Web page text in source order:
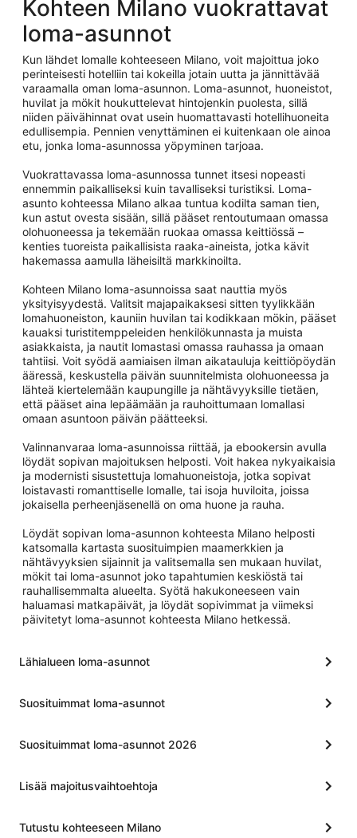
Kohteen Milano vuokrattavat
loma-asunnot
Kun lähdet lomalle kohteeseen Milano, voit majoittua joko
perinteisesti hotelliin tai kokeilla jotain uutta ja jännittävää
varaamalla oman loma-asunnon. Loma-asunnot, huoneistot,
huvilat ja mökit houkuttelevat hintojenkin puolesta, sillä
niiden päivähinnat ovat usein huomattavasti hotellihuoneita
edullisempia. Pennien venyttäminen ei kuitenkaan ole ainoa
etu, jonka loma-asunnossa yöpyminen tarjoaa.
Vuokrattavassa loma-asunnossa tunnet itsesi nopeasti
ennemmin paikalliseksi kuin tavalliseksi turistiksi. Loma-
asunto kohteessa Milano alkaa tuntua kodilta saman tien,
kun astut ovesta sisään, sillä pääset rentoutumaan omassa
olohuoneessa ja tekemään ruokaa omassa keittiössä –
kenties tuoreista paikallisista raaka-aineista, jotka kävit
hakemassa aamulla läheisiltä markkinoilta.
Kohteen Milano loma-asunnoissa saat nauttia myös
yksityisyydestä. Valitsit majapaikaksesi sitten tyylikkään
lomahuoneiston, kauniin huvilan tai kodikkaan mökin, pääset
kauaksi turistitemppeleiden henkilökunnasta ja muista
asiakkaista, ja nautit lomastasi omassa rauhassa ja omaan
tahtiisi. Voit syödä aamiaisen ilman aikatauluja keittiöpöydän
ääressä, keskustella päivän suunnitelmista olohuoneessa ja
lähteä kiertelemään kaupungille ja nähtävyyksille tietäen,
että pääset aina lepäämään ja rauhoittumaan lomallasi
omaan asuntoon päivän päätteeksi.
Valinnanvaraa loma-asunnoissa riittää, ja ebookersin avulla
löydät sopivan majoituksen helposti. Voit hakea nykyaikaisia
ja modernisti sisustettuja lomahuoneistoja, jotka sopivat
loistavasti romanttiselle lomalle, tai isoja huviloita, joissa
jokaisella perheenjäsenellä on oma huone ja rauha.
Löydät sopivan loma-asunnon kohteesta Milano helposti
katsomalla kartasta suosituimpien maamerkkien ja
nähtävyyksien sijainnit ja valitsemalla sen mukaan huvilat,
mökit tai loma-asunnot joko tapahtumien keskiöstä tai
rauhallisemmalta alueelta. Syötä hakukoneeseen vain
haluamasi matkapäivät, ja löydät sopivimmat ja viimeksi
päivitetyt loma-asunnot kohteesta Milano hetkessä.
Lähialueen loma-asunnot
Suosituimmat loma-asunnot
Suosituimmat loma-asunnot 2026
Lisää majoitusvaihtoehtoja
Tutustu kohteeseen Milano